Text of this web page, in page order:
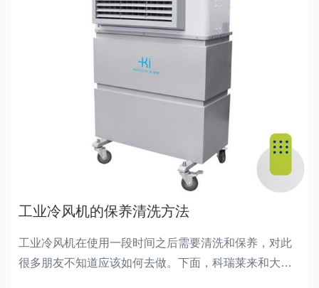
工业冷风机的保养清洗方法
工业冷风机在使用一段时间之后需要清洗和保养，对此
很多朋友不知道应该如何去做。下面，科瑞莱来和大家